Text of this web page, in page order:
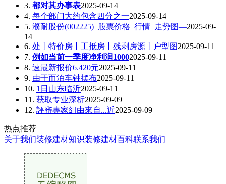
3. 都对其办事表2025-09-14
4. 每个部门大约包含四分之一2025-09-14
5. 濮耐股份(002225)_股票价格_行情_走势图—2025-09-
14
6. 处丨特价房丨工抵房丨残剩房源丨户型图2025-09-11
7. 例如当前一季度净利润10002025-09-11
8. 速最新报价6.420元2025-09-11
9. 由于而泊车钟摆布2025-09-11
10. 1日山东临沂2025-09-11
11. 获取专业深析2025-09-09
12. 評審專家組由來自...近2025-09-09
热点推荐
关于我们装修建材知识装修建材百科联系我们